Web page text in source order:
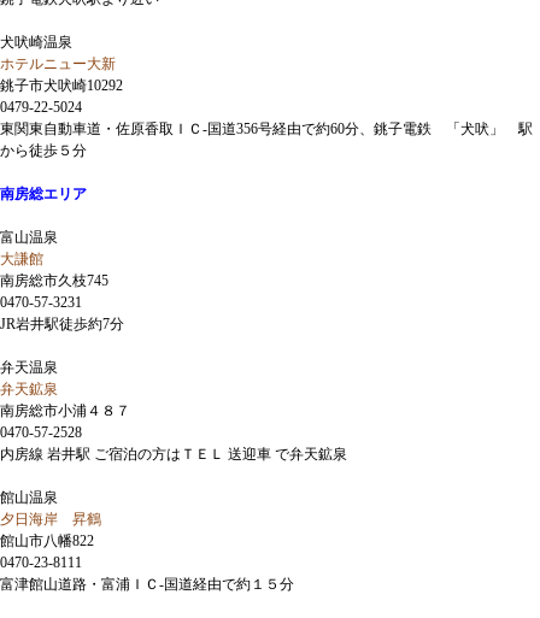
犬吠崎温泉
ホテルニュー大新
銚子市犬吠崎10292
0479-22-5024
東関東自動車道・佐原香取ＩＣ-国道356号経由で約60分、銚子電鉄 「犬吠」 駅
から徒歩５分
南房総エリア
富山温泉
大謙館
南房総市久枝745
0470-57-3231
JR岩井駅徒歩約7分
弁天温泉
弁天鉱泉
南房総市小浦４８７
0470-57-2528
内房線 岩井駅 ご宿泊の方はＴＥＬ 送迎車 で弁天鉱泉
館山温泉
夕日海岸 昇鶴
館山市八幡822
0470-23-8111
富津館山道路・富浦ＩＣ-国道経由で約１５分